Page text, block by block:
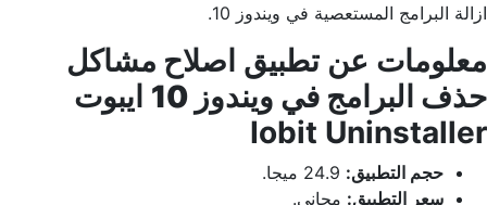
ازالة البرامج المستعصية في ويندوز 10.
معلومات عن تطبيق اصلاح مشاكل
حذف البرامج في ويندوز 10
ايبوت
Iobit Uninstaller
حجم التطبيق:
سعر التطبيق: مجاني.